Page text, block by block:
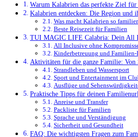
Warum Kalabrien das perfekte Ziel
Kalabrien entdecken: Die Region und
Was macht Kalabrien so
Beste Reisezeit für Familien
TUI MAGIC LIFE Calabria: Dein All
All Inclusive ohne
Kinderbetreuung und Familien-
Aktivitäten für die ganze Familie: Von
Strandleben und Wassersport
Sport und Entertainment im
Ausflüge und
Praktische Tipps für deinen
Anreise und Transfer
Packliste für Familien
Sprache und Verständigung
Sicherheit und Gesundheit
FAQ: Die wichtigsten Fragen zum